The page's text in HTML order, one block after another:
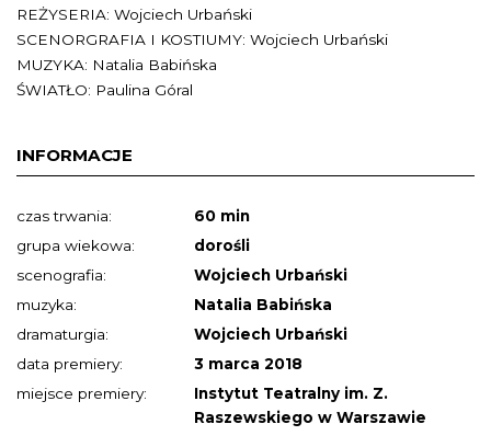
REŻYSERIA: Wojciech Urbański
SCENORGRAFIA I KOSTIUMY: Wojciech Urbański
MUZYKA: Natalia Babińska
ŚWIATŁO: Paulina Góral
INFORMACJE
czas trwania:
60 min
grupa wiekowa:
dorośli
scenografia:
Wojciech Urbański
muzyka:
Natalia Babińska
dramaturgia:
Wojciech Urbański
data premiery:
3 marca 2018
miejsce premiery:
Instytut Teatralny im. Z.
Raszewskiego w Warszawie